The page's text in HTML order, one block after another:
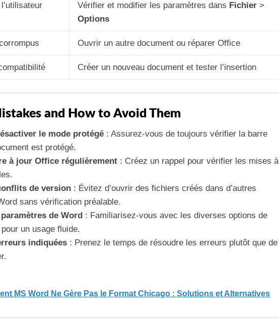
Vérifier et modifier les paramètres dans Fichier >
Options
Ouvrir un autre document ou réparer Office
Créer un nouveau document et tester l’insertion
and How to Avoid Them
le mode protégé : Assurez-vous de toujours vérifier la barre
est protégé.
à jour Office régulièrement : Créez un rappel pour vérifier les mises à
de version : Évitez d’ouvrir des fichiers créés dans d’autres
sans vérification préalable.
de Word : Familiarisez-vous avec les diverses options de
un usage fluide.
indiquées : Prenez le temps de résoudre les erreurs plutôt que de
MS Word Ne Gère Pas le Format Chicago : Solutions et Alternatives